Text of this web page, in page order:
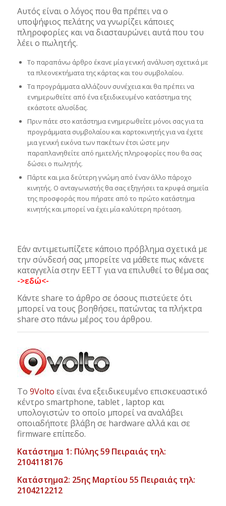
Αυτός είναι ο λόγος που θα πρέπει να ο
υποψήφιος πελάτης να γνωρίζει κάποιες
πληροφορίες και να διασταυρώνει αυτά που του
λέει ο πωλητής.
Το παραπάνω άρθρο έκανε μία γενική ανάλυση σχετικά με
τα πλεονεκτήματα της κάρτας και του συμβολαίου.
Τα προγράμματα αλλάζουν συνέχεια και θα πρέπει να
ενημερωθείτε από ένα εξειδικευμένο κατάστημα της
εκάστοτε αλυσίδας.
Πριν πάτε στο κατάστημα ενημερωθείτε μόνοι σας για τα
προγράμματα συμβολαίου και καρτοκινητής για να έχετε
μια γενική εικόνα των πακέτων έτσι ώστε μην
παραπλανηθείτε από ημιτελής πληροφορίες που θα σας
δώσει ο πωλητής.
Πάρτε και μια δεύτερη γνώμη από έναν άλλο πάροχο
κινητής. Ο ανταγωνιστής θα σας εξηγήσει τα κρυφά σημεία
της προσφοράς που πήρατε από το πρώτο κατάστημα
κινητής και μπορεί να έχει μία καλύτερη πρόταση.
Εάν αντιμετωπίζετε κάποιο πρόβλημα σχετικά με
την σύνδεσή σας μπορείτε να μάθετε πως κάνετε
καταγγελία στην ΕΕΤΤ για να επιλυθεί το θέμα σας
->εδώ<-
Κάντε share το άρθρο σε όσους πιστεύετε ότι
μπορεί να τους βοηθήσει, πατώντας τα πλήκτρα
share στο πάνω μέρος του άρθρου.
Το 9Volto είναι ένα εξειδικευμένο επισκευαστικό
κέντρο smartphone, tablet , laptop και
υπολογιστών το οποίο μπορεί να αναλάβει
οποιαδήποτε βλάβη σε hardware αλλά και σε
firmware επίπεδο.
Κατάστημα 1: Πύλης 59 Πειραιάς τηλ:
2104118176
Κατάστημα2: 25ης Μαρτίου 55 Πειραιάς τηλ:
2104212212